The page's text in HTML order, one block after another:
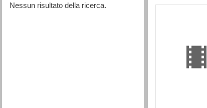
Nessun risultato della ricerca.